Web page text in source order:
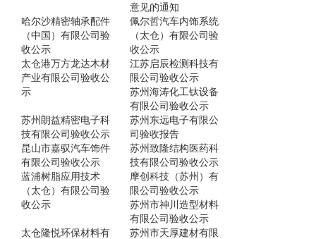
意见的通知
哈尔沙精密轴承配件
（中国）有限公司验
收公示
佩尔哲汽车内饰系统
（太仓）有限公司验
收公示
太仓港万方龙达木材
产业有限公司验收公
示
江苏启辰检测科技有
限公司验收公示
苏州海涛化工钛设备
有限公司验收公示
苏州朗益精密电子科
技有限公司验收公示
苏州东远电子有限公
司验收报告
昆山市嘉驭汽车饰件
有限公司验收公示
苏州致隆结构医药科
技有限公司验收公示
蓝浦树脂应用技术
（太仓）有限公司验
收公示
摩创科技（苏州）有
限公司验收公示
苏州市神川造型材料
有限公司验收公示
太仓隆悦环保材料有
苏州市天厚建材有限